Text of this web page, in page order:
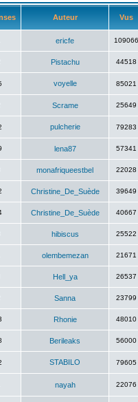
Auteur Vus
ericfe 109066
Pistachu 44518
voyelle 85021
Scrame 25649
pulcherie 79283
lena87 57341
monafriqueestbel 22028
Christine_De_Suède 39649
Christine_De_Suède 40667
hibiscus 25522
olembemezan 21671
Hell_ya 26537
Sanna 23799
Rhonie 48010
Berileaks 56000
STABILO 79605
nayah 22076